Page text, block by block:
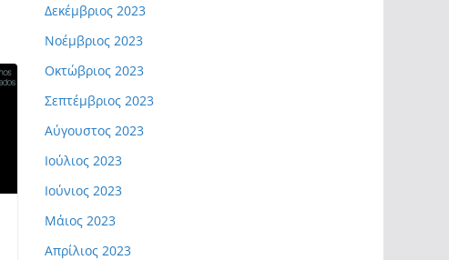
Δεκέμβριος 2023
Νοέμβριος 2023
Οκτώβριος 2023
Σεπτέμβριος 2023
Αύγουστος 2023
Ιούλιος 2023
Ιούνιος 2023
Μάιος 2023
Απρίλιος 2023